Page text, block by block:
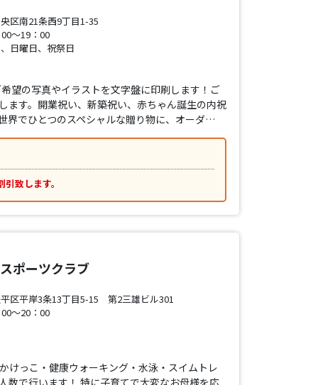
区南21条西9丁目1-35
～19：00
日曜日、祝祭日
望の写真やイラストを文字盤に印刷します！ご
ます。開業祝い、新築祝い、赤ちゃん誕生の内祝
界でひとつのスペシャルな贈り物に、オーダ…
致します。
ポーツクラブ
区平岸3条13丁目5-15 第2三雄ビル301
～20：00
けっこ・健康ウォーキング・水泳・スイムトレ
数で行います！ 特に子育てで大変なお母様を応